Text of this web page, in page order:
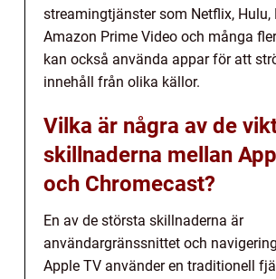
streamingtjänster som Netflix, Hulu,
Amazon Prime Video och många
kan också använda appar för att
innehåll från olika källor.
Vilka är några av de
skillnaderna mellan
och Chromecast?
En av de största skillnaderna är
användargränssnittet och
Apple TV använder en traditionell